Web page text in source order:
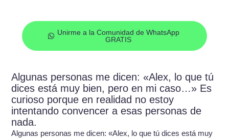
Unirme a la Comunidad de WhatsApp
GRATIS
Algunas personas me dicen: «Alex, lo que tú
dices está muy bien, pero en mi caso…» Es
curioso porque en realidad no estoy
intentando convencer a esas personas de
nada.
Algunas personas me dicen: «Alex, lo que tú dices está muy